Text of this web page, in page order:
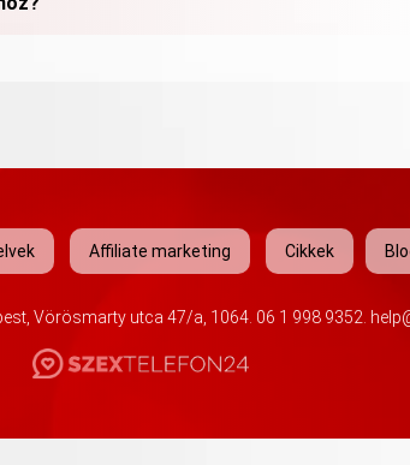
Affiliate marketing Cikkek
Vörösmarty utca 47/a, 1064. 06 1 998 9352